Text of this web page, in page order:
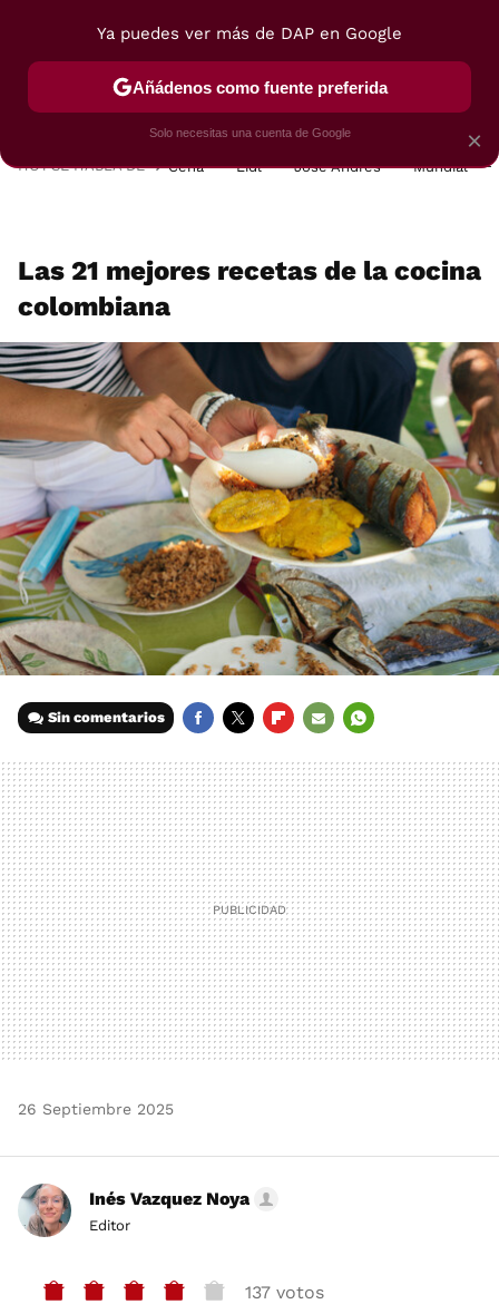
POSTRES VIAJES SELECCIÓN VEGUI
HOY SE HABLA DE Cena Lidl José Andrés Mundial
Las 21 mejores recetas de la cocina
colombiana
Sin comentarios
MAIL
26 Septiembre 2025
Inés Vazquez Noya
Editor
137 votos
×
Ya puedes ver más de DAP en Google
Añádenos como fuente preferida
Solo necesitas una cuenta de Google